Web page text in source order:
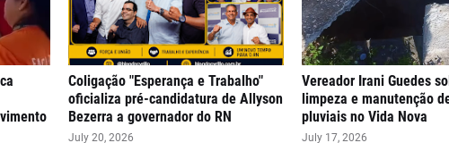
Coligação "Esperança e Trabalho"
oficializa pré-candidatura de Allyson
Bezerra a governador do RN
July 20, 2026
Vereador Irani Guedes
limpeza e manutenção
pluviais no Vida Nova
July 17, 2026